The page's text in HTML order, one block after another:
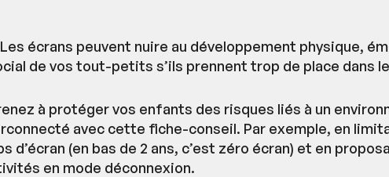
Les écrans peuvent nuire au développement physique,
de vos tout-petits s’ils prennent trop de place dans
à protéger vos enfants des risques liés à un
avec cette fiche-conseil. Par exemple, en
d’écran (en bas de 2 ans, c’est zéro écran) et en
en mode déconnexion.